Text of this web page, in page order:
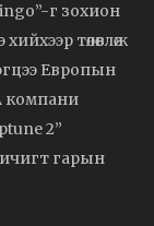
г зохион
төлөвлөж
Европын
компани
2”
гарын